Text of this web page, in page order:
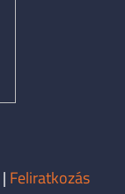
| Feliratkozás